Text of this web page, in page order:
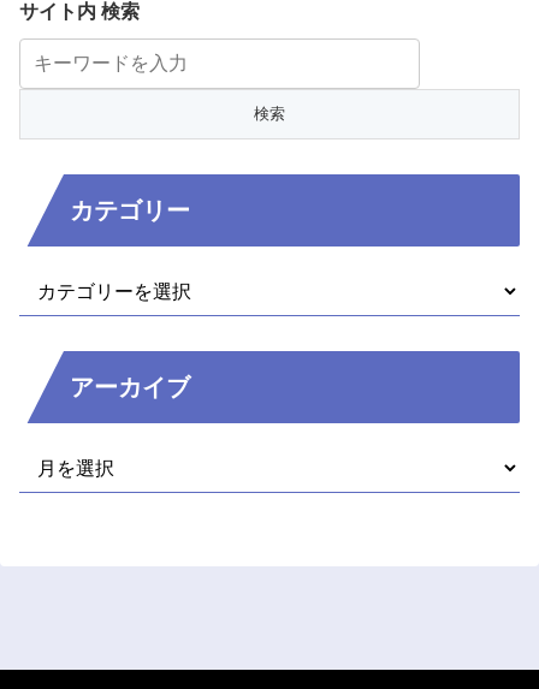
サイト内 検索
カテゴリー
アーカイブ